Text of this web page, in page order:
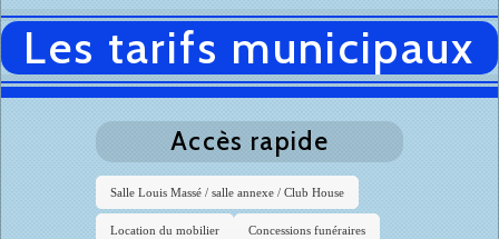
Les tarifs municipaux
Accès rapide
Salle Louis Massé / salle annexe / Club House
Location du mobilier Concessions funéraires